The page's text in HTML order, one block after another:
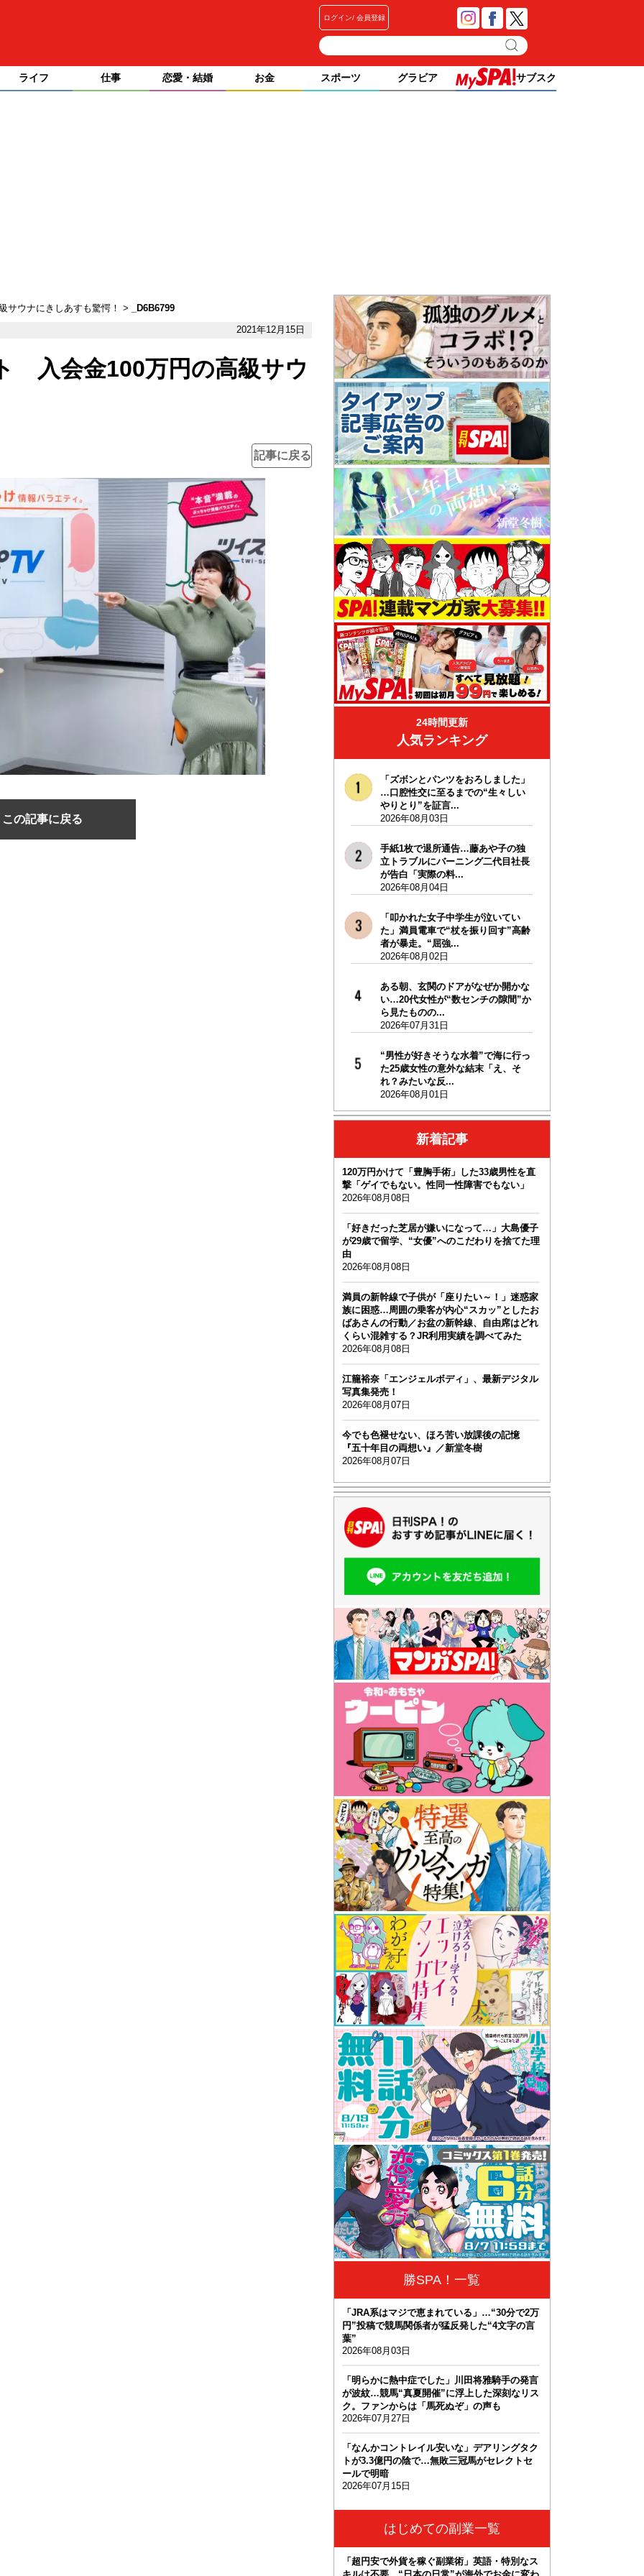
ログイン 会員登録
ライフ 仕事 恋愛・結婚 お金 スポーツ グラビア サブスク
ウナにきしあすも驚愕！
_D6B6799
2021年12月15日
入会金100万円の高級サウ
記事に戻る
この記事に戻る
24時間更新
人気ランキング
「ズボンとパンツをおろしました」
…口腔性交に至るまでの“生々しい
やりとり”を証言...
2026年08月03日
手紙1枚で退所通告…藤あや子の独
立トラブルにバーニング二代目社長
が告白「実際の料...
2026年08月04日
「叩かれた女子中学生が泣いてい
た」満員電車で“杖を振り回す”高齢
者が暴走。“屈強...
2026年08月02日
ある朝、玄関のドアがなぜか開かな
い…20代女性が“数センチの隙間”か
ら見たものの...
2026年07月31日
“男性が好きそうな水着”で海に行っ
た25歳女性の意外な結末「え、そ
れ？みたいな反...
2026年08月01日
新着記事
120万円かけて「豊胸手術」した33歳男性を直
撃「ゲイでもない。性同一性障害でもない」
2026年08月08日
「好きだった芝居が嫌いになって…」大島優子
が29歳で留学、“女優”へのこだわりを捨てた理
由
2026年08月08日
満員の新幹線で子供が「座りたい～！」迷惑家
族に困惑…周囲の乗客が内心“スカッ”としたお
ばあさんの行動／お盆の新幹線、自由席はどれ
くらい混雑する？JR利用実績を調べてみた
2026年08月08日
江籠裕奈「エンジェルボディ」、最新デジタル
写真集発売！
2026年08月07日
今でも色褪せない、ほろ苦い放課後の記憶
『五十年目の両想い』／新堂冬樹
2026年08月07日
勝SPA！一覧
「JRA系はマジで恵まれている」…“30分で2万
円”投稿で競馬関係者が猛反発した“4文字の言
葉”
2026年08月03日
「明らかに熱中症でした」川田将雅騎手の発言
が波紋…競馬“真夏開催”に浮上した深刻なリス
ク。ファンからは「馬死ぬぞ」の声も
2026年07月27日
「なんかコントレイル安いな」デアリングタク
トが3.3億円の陰で…無敗三冠馬がセレクトセ
ールで明暗
2026年07月15日
はじめての副業一覧
「超円安で外貨を稼ぐ副業術」英語・特別なス